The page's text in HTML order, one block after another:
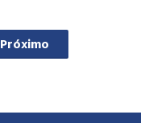
Próximo